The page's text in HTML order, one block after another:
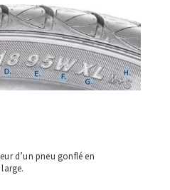
d’un pneu gonflé en